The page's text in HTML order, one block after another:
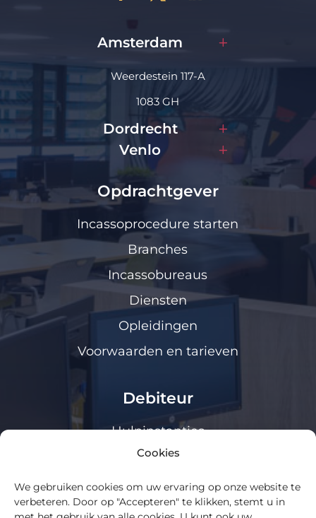
Cookies
We gebruiken cookies om uw ervaring op onze website te
verbeteren. Door op "Accepteren" te klikken, stemt u in
Amsterdam
Weerdestein 117-A
1083 GH
Dordrecht
Venlo
Opdrachtgever
Incassoprocedure starten
Branches
Incassobureaus
Diensten
Opleidingen
Voorwaarden en tarieven
Debiteur
Hulpinstanties
Klanten loket
Algemeen